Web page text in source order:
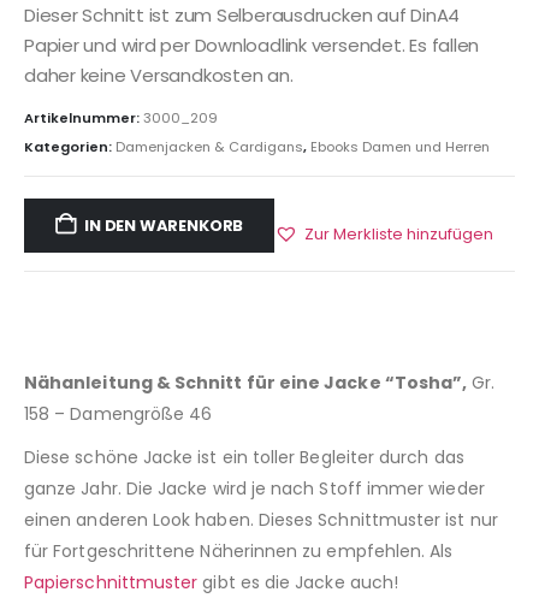
Dieser Schnitt ist zum Selberausdrucken auf DinA4
Papier und wird per Downloadlink versendet. Es fallen
daher keine Versandkosten an.
Artikelnummer:3000_209
Kategorien: Damenjacken & Cardigans, Ebooks Damen und Herren
IN DEN WARENKORB Zur Merkliste hinzufügen
Nähanleitung & Schnitt für eine Jacke “Tosha”, Gr.
158 – Damengröße 46
Diese schöne Jacke ist ein toller Begleiter durch das
ganze Jahr. Die Jacke wird je nach Stoff immer wieder
einen anderen Look haben. Dieses Schnittmuster ist nur
für Fortgeschrittene Näherinnen zu empfehlen. Als
Papierschnittmuster gibt es die Jacke auch!